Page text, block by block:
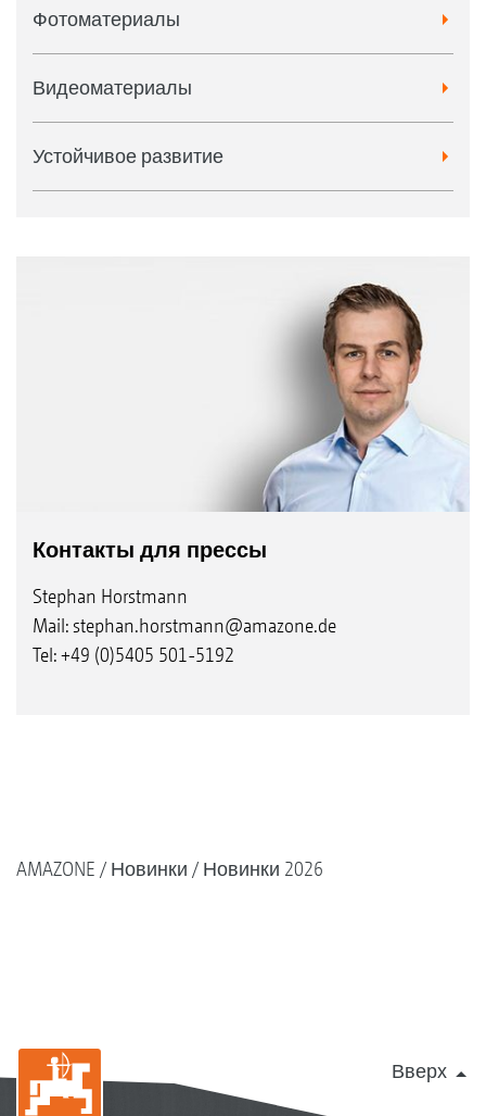
Фотоматериалы
Видеоматериалы
Устойчивое развитие
Контакты для прессы
Stephan Horstmann
Mail: stephan.horstmann@amazone.de
Tel: +49 (0)5405 501-5192
AMAZONE Новинки Новинки 2026
Вверх